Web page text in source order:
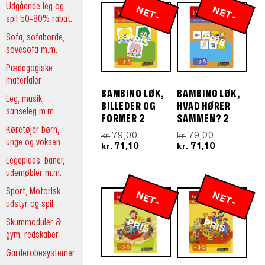
Udgående leg og
spil 50-80% rabat.
Sofa, sofaborde,
sovesofa m.m.
Pædagogiske
materialer
Leg, musik,
sanseleg m.m.
Køretøjer børn,
unge og voksen
Legeplads, baner,
udemøbler m.m.
Sport, Motorisk
udstyr og spil
Skummoduler &
gym. redskaber
Garderobesystemer
N
E
T
-
P
R
IS
BAMBINO LØK,
BILLEDER OG
FORMER 2
kr. 79,00Den
oprindelige
kr.79,00.
kr. 71,10Den
er:
kr.71,10.
N
E
T
-
P
R
IS
BAMBINO LØK,
HVAD HØRER
SAMMEN? 2
kr. 79,00Den
oprindelige
kr.79,00.
kr. 71,10Den
er:
kr.71,10.
N
E
T
-
P
R
IS
N
E
T
-
P
R
IS